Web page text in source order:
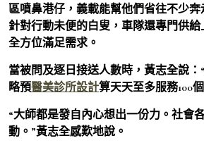
區噴鼻港仔，義載能幫他們省往不少奔
針對行動未便的白叟，車隊還專門供
全方位滿足需求。
當被問及逐日接送人數時，黃志全說
略預醫美診所設計算天天至多服務100
“大師都是發自內心想出一份力。社會
動。”黃志全感歎地說。